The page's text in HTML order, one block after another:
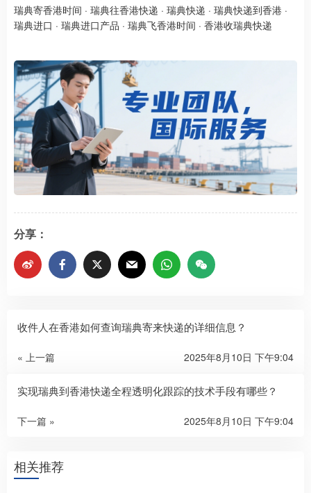
瑞典寄香港时间 · 瑞典往香港快递 · 瑞典快递 · 瑞典快递到香港 ·
瑞典进口 · 瑞典进口产品 · 瑞典飞香港时间 · 香港收瑞典快递​​
分享：
收件人在香港如何查询瑞典寄来快递的详细信息？​
« 上一篇 2025年8月10日 下午9:04
实现瑞典到香港快递全程透明化跟踪的技术手段有哪些？​
下一篇 » 2025年8月10日 下午9:04
相关推荐